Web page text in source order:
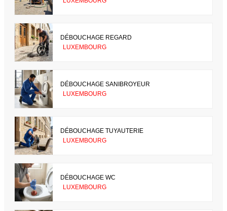
DÉBOUCHAGE REGARD
LUXEMBOURG
DÉBOUCHAGE SANIBROYEUR
LUXEMBOURG
DÉBOUCHAGE TUYAUTERIE
LUXEMBOURG
DÉBOUCHAGE WC
LUXEMBOURG